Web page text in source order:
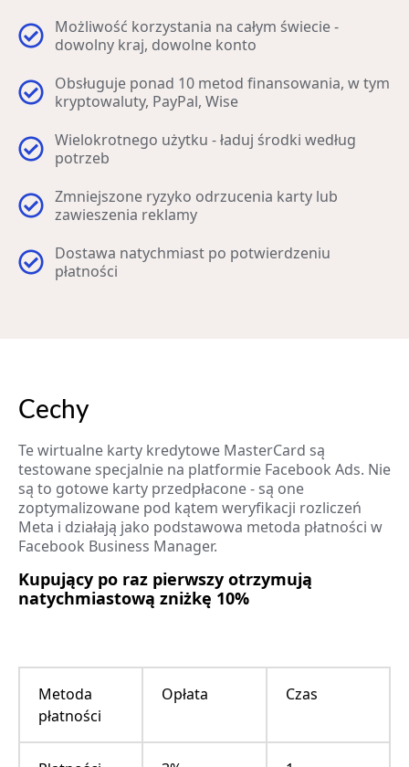
Możliwość korzystania na całym świecie -
dowolny kraj, dowolne konto
Obsługuje ponad 10 metod finansowania, w tym
kryptowaluty, PayPal, Wise
Wielokrotnego użytku - ładuj środki według
potrzeb
Zmniejszone ryzyko odrzucenia karty lub
zawieszenia reklamy
Dostawa natychmiast po potwierdzeniu
płatności
Cechy
Te wirtualne karty kredytowe MasterCard są
testowane specjalnie na platformie Facebook Ads. Nie
są to gotowe karty przedpłacone - są one
zoptymalizowane pod kątem weryfikacji rozliczeń
Meta i działają jako podstawowa metoda płatności w
Facebook Business Manager.
Kupujący po raz pierwszy otrzymują
natychmiastową zniżkę 10%
Metoda
płatności
Opłata Czas